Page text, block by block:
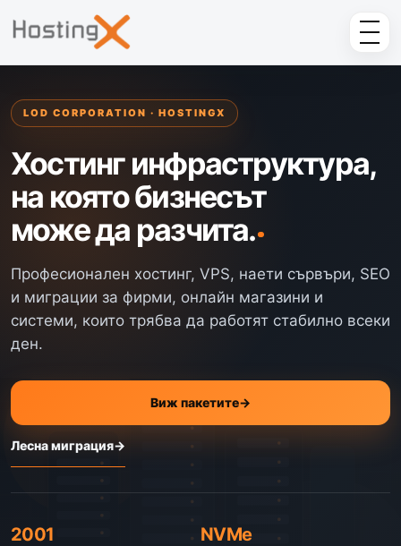
LOD CORPORATION · HOSTINGX
Хостинг инфраструктура,
на която бизнесът
може да разчита.
Професионален хостинг, VPS, наети сървъри, SEO
и миграции за фирми, онлайн магазини и
системи, които трябва да работят стабилно всеки
ден.
Виж пакетите→
Лесна миграция→
2001 NVMe